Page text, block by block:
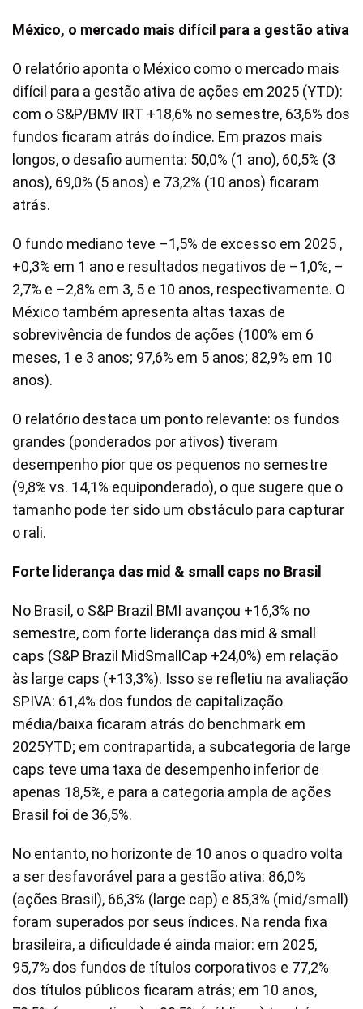
México, o mercado mais difícil para a gestão ativa
O relatório aponta o México como o mercado mais
difícil para a gestão ativa de ações em 2025 (YTD):
com o S&P/BMV IRT +18,6% no semestre, 63,6% dos
fundos ficaram atrás do índice. Em prazos mais
longos, o desafio aumenta: 50,0% (1 ano), 60,5% (3
anos), 69,0% (5 anos) e 73,2% (10 anos) ficaram
atrás.
O fundo mediano teve –1,5% de excesso em 2025 ,
+0,3% em 1 ano e resultados negativos de –1,0%, –
2,7% e –2,8% em 3, 5 e 10 anos, respectivamente. O
México também apresenta altas taxas de
sobrevivência de fundos de ações (100% em 6
meses, 1 e 3 anos; 97,6% em 5 anos; 82,9% em 10
anos).
O relatório destaca um ponto relevante: os fundos
grandes (ponderados por ativos) tiveram
desempenho pior que os pequenos no semestre
(9,8% vs. 14,1% equiponderado), o que sugere que o
tamanho pode ter sido um obstáculo para capturar
o rali.
Forte liderança das mid & small caps no Brasil
No Brasil, o S&P Brazil BMI avançou +16,3% no
semestre, com forte liderança das mid & small
caps (S&P Brazil MidSmallCap +24,0%) em relação
às large caps (+13,3%). Isso se refletiu na avaliação
SPIVA: 61,4% dos fundos de capitalização
média/baixa ficaram atrás do benchmark em
2025YTD; em contrapartida, a subcategoria de large
caps teve uma taxa de desempenho inferior de
apenas 18,5%, e para a categoria ampla de ações
Brasil foi de 36,5%.
No entanto, no horizonte de 10 anos o quadro volta
a ser desfavorável para a gestão ativa: 86,0%
(ações Brasil), 66,3% (large cap) e 85,3% (mid/small)
foram superados por seus índices. Na renda fixa
brasileira, a dificuldade é ainda maior: em 2025,
95,7% dos fundos de títulos corporativos e 77,2%
dos títulos públicos ficaram atrás; em 10 anos,